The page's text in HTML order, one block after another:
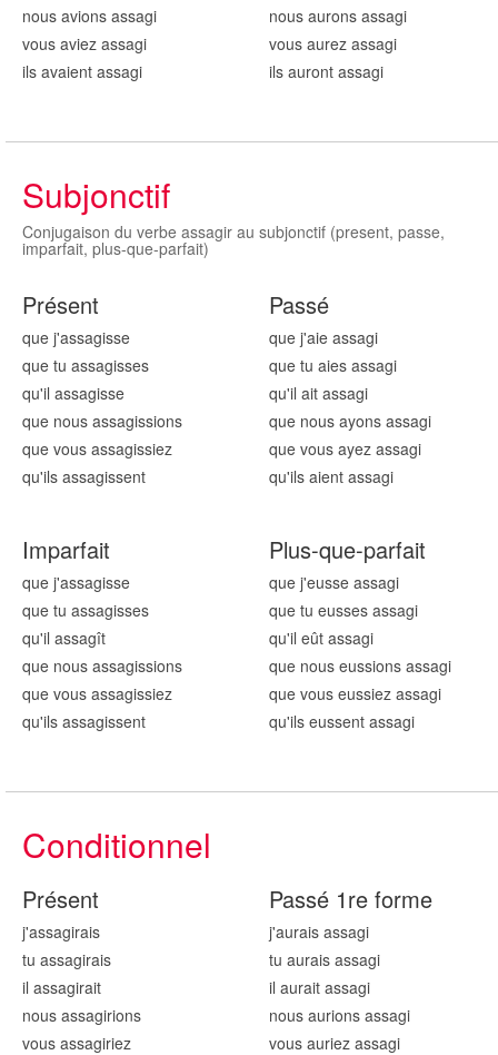
nous avions assagi
vous aviez assagi
ils avaient assagi
nous aurons assagi
vous aurez assagi
ils auront assagi
Subjonctif
Conjugaison du verbe assagir au subjonctif (present, passe,
imparfait, plus-que-parfait)
Présent
que j'assagisse
que tu assagisses
qu'il assagisse
que nous assagissions
que vous assagissiez
qu'ils assagissent
Passé
que j'aie assagi
que tu aies assagi
qu'il ait assagi
que nous ayons assagi
que vous ayez assagi
qu'ils aient assagi
Imparfait
que j'assagisse
que tu assagisses
qu'il assagît
que nous assagissions
que vous assagissiez
qu'ils assagissent
Plus-que-parfait
que j'eusse assagi
que tu eusses assagi
qu'il eût assagi
que nous eussions assagi
que vous eussiez assagi
qu'ils eussent assagi
Conditionnel
Présent
j'assagirais
tu assagirais
il assagirait
nous assagirions
vous assagiriez
Passé 1re forme
j'aurais assagi
tu aurais assagi
il aurait assagi
nous aurions assagi
vous auriez assagi